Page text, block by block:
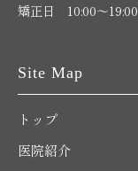
矯正日 10:00～19:00
Site Map
トップ
医院紹介